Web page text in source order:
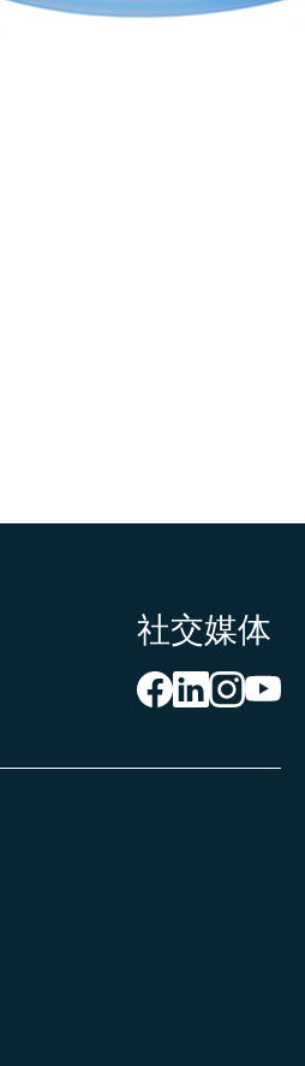
社交媒体